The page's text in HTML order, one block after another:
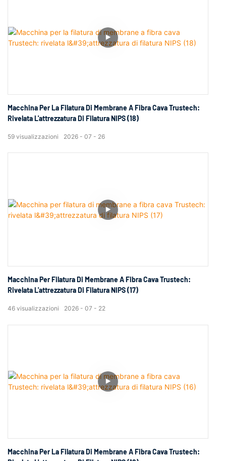
Macchina Per La Filatura Di Membrane A Fibra Cava Trustech:
Rivelata L'attrezzatura Di Filatura NIPS (18)
2026 07 26
59 visualizzazioni
Macchina Per Filatura Di Membrane A Fibra Cava Trustech:
Rivelata L'attrezzatura Di Filatura NIPS (17)
2026 07 22
46 visualizzazioni
Macchina Per La Filatura Di Membrane A Fibra Cava Trustech: